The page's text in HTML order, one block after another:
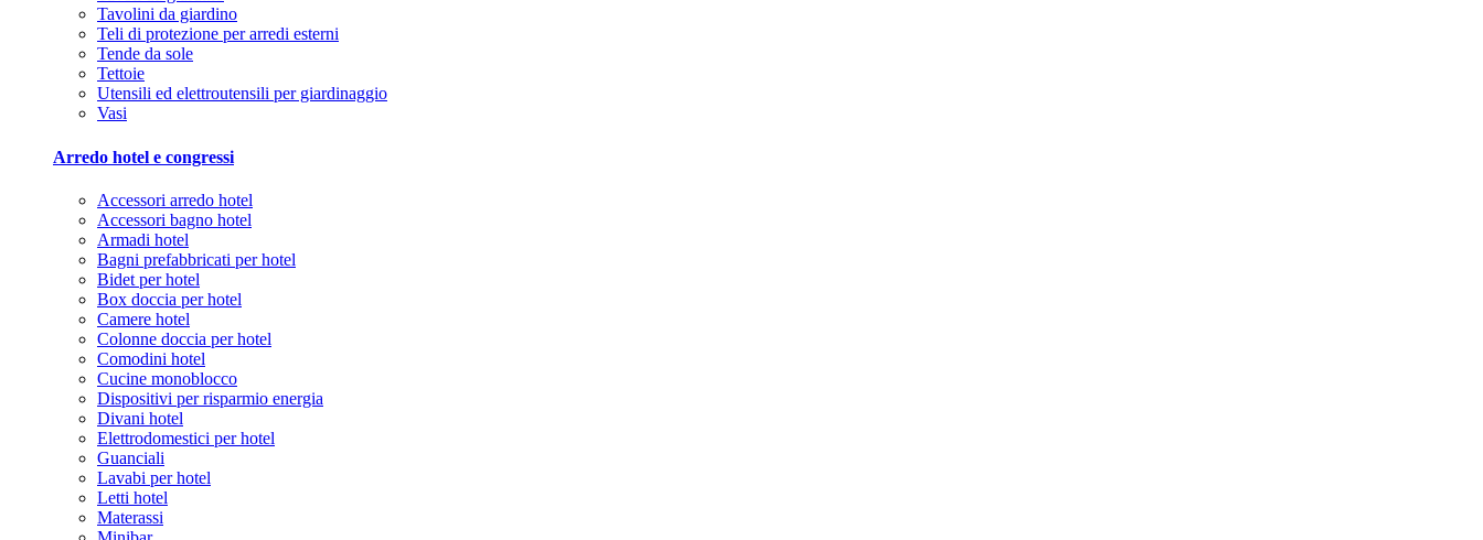
Tavolini da giardino
Teli di protezione per arredi esterni
Tende da sole
Tettoie
Utensili ed elettroutensili per giardinaggio
Vasi
Arredo hotel e congressi
Accessori arredo hotel
Accessori bagno hotel
Armadi hotel
Bagni prefabbricati per hotel
Bidet per hotel
Box doccia per hotel
Camere hotel
Colonne doccia per hotel
Comodini hotel
Cucine monoblocco
Dispositivi per risparmio energia
Divani hotel
Elettrodomestici per hotel
Guanciali
Lavabi per hotel
Letti hotel
Materassi